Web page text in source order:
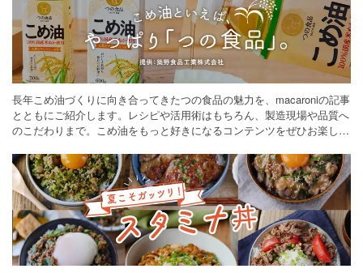
長年こめ油づくりに向き合ってきたつの食品の魅力を、macaroniの記事
とともにご紹介します。レシピや活用術はもちろん、製造現場や品質へ
のこだわりまで。こめ油をもっと好きになるコンテンツをぜひお楽しみ